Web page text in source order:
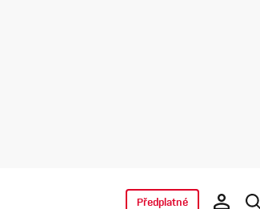
Předplatné